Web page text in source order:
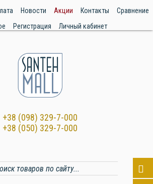
Новости Акции Контакты
Сравнение
Регистрация Личный кабинет
+38 (098) 329-7-000
+38 (050) 329-7-000